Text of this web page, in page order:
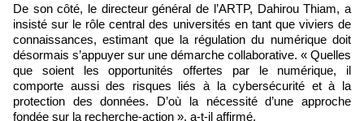
De son côté, le directeur général de l’ARTP, Dahirou Thiam, a
insisté sur le rôle central des universités en tant que viviers de
connaissances, estimant que la régulation du numérique doit
désormais s’appuyer sur une démarche collaborative. « Quelles
que soient les opportunités offertes par le numérique, il
comporte aussi des risques liés à la cybersécurité et à la
protection des données. D’où la nécessité d’une approche
fondée sur la recherche-action », a-t-il affirmé.